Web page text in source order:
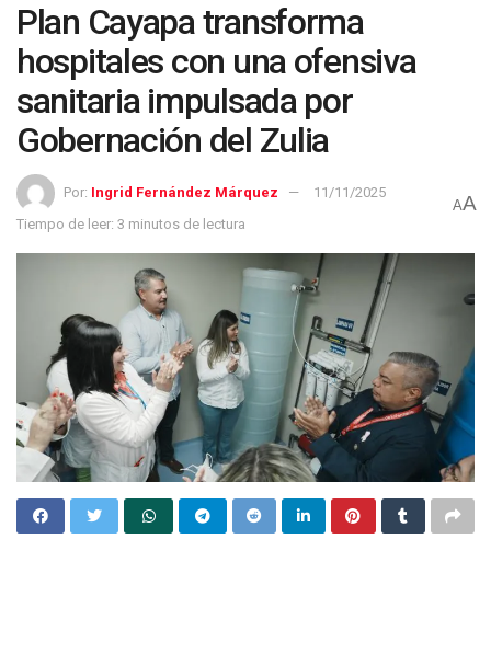
Plan Cayapa transforma
hospitales con una ofensiva
sanitaria impulsada por
Gobernación del Zulia
Por: Ingrid Fernández Márquez
11/11/2025
Tiempo de leer: 3 minutos de lectura
AA